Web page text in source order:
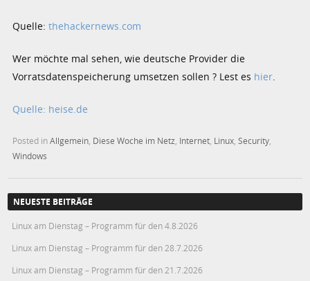
Quelle:thehackernews.com
Wer möchte mal sehen, wie deutsche Provider die
Vorratsdatenspeicherung umsetzen sollen ? Lest es hier.
Quelle: heise.de
Posted inAllgemein Diese Woche im Netz Internet Linux ,Security
Windows
NEUESTE BEITRÄGE
Linux am Dienstag – Programm für den 4.8.2026
Linux am Dienstag – Programm für den 28.7.2026
Linux am Dienstag – Programm für den 21.7.2026